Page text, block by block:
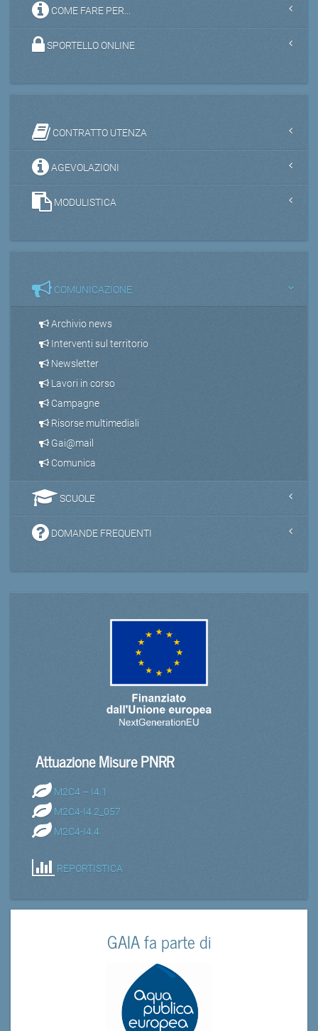
COME FARE PER...
SPORTELLO ONLINE
CONTRATTO UTENZA
AGEVOLAZIONI
MODULISTICA
COMUNICAZIONE
Archivio news
Interventi sul territorio
Newsletter
Lavori in corso
Campagne
Risorse multimediali
Gai@mail
Comunica
SCUOLE
DOMANDE FREQUENTI
Attuazione Misure PNRR
M2C4 – I4.1
M2C4-I4.2_057
M2C4-I4.4
REPORTISTICA
GAIA fa parte di